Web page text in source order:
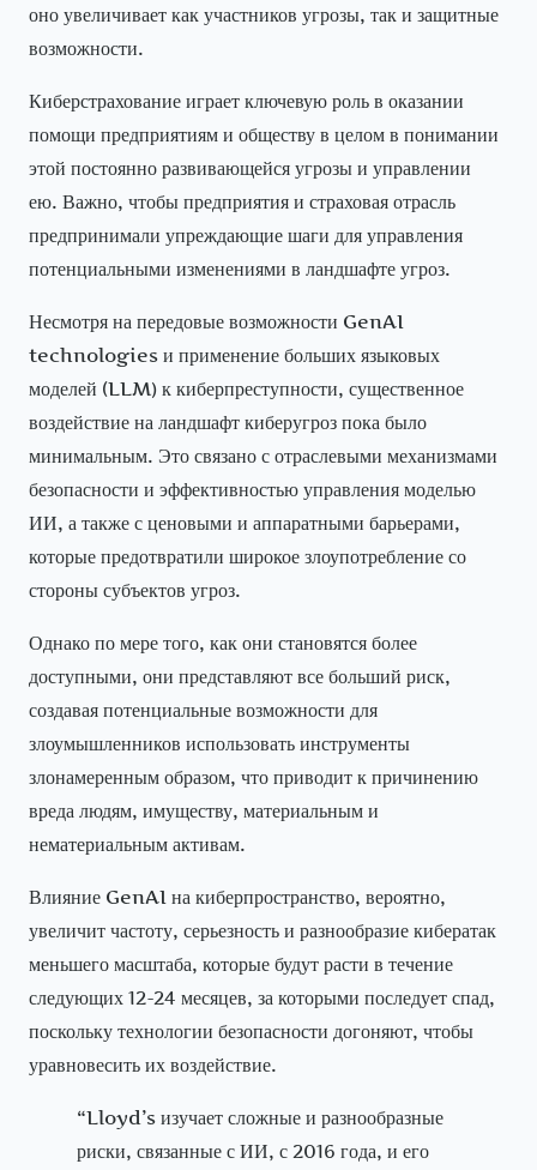
оно увеличивает как участников угрозы, так и защитные
возможности.
Киберстрахование играет ключевую роль в оказании
помощи предприятиям и обществу в целом в понимании
этой постоянно развивающейся угрозы и управлении
ею. Важно, чтобы предприятия и страховая отрасль
предпринимали упреждающие шаги для управления
потенциальными изменениями в ландшафте угроз.
Несмотря на передовые возможности GenAI
technologies и применение больших языковых
моделей (LLM) к киберпреступности, существенное
воздействие на ландшафт киберугроз пока было
минимальным. Это связано с отраслевыми механизмами
безопасности и эффективностью управления моделью
ИИ, а также с ценовыми и аппаратными барьерами,
которые предотвратили широкое злоупотребление со
стороны субъектов угроз.
Однако по мере того, как они становятся более
доступными, они представляют все больший риск,
создавая потенциальные возможности для
злоумышленников использовать инструменты
злонамеренным образом, что приводит к причинению
вреда людям, имуществу, материальным и
нематериальным активам.
Влияние GenAI на киберпространство, вероятно,
увеличит частоту, серьезность и разнообразие кибератак
меньшего масштаба, которые будут расти в течение
следующих 12-24 месяцев, за которыми последует спад,
поскольку технологии безопасности догоняют, чтобы
уравновесить их воздействие.
“Lloyd’s изучает сложные и разнообразные
риски, связанные с ИИ, с 2016 года, и его